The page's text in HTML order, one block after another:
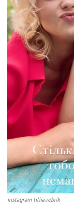
instagram liliia.rebrik